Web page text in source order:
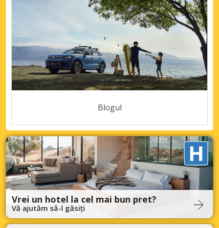
Blogul
Vrei un hotel la cel mai bun pret?
Vă ajutăm să-l găsiți